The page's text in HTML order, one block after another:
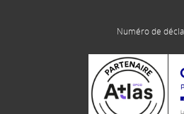
Numéro de